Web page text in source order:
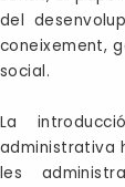
del
coneixement,
social.
La
administrativa
les